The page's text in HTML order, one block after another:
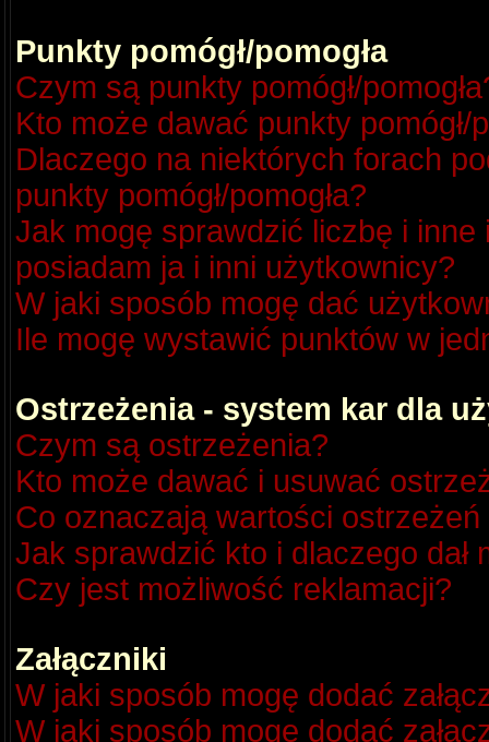
Punkty pomógł/pomogła
Czym są punkty pomógł/
Kto może dawać punkty pomógł/
Dlaczego na niektórych forach
punkty pomógł/pomogła?
Jak mogę sprawdzić liczbę i
posiadam ja i inni użytkownicy?
W jaki sposób mogę dać
Ile mogę wystawić punktów w
Ostrzeżenia - system kar dla
Czym są ostrzeżenia?
Kto może dawać i usuwać
Co oznaczają wartości
Jak sprawdzić kto i dlaczego dał
Czy jest możliwość reklamacji?
Załączniki
W jaki sposób mogę dodać
W jaki sposób mogę dodać